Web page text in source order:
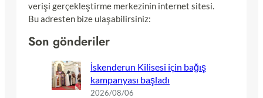
verişi gerçekleştirme merkezinin internet sitesi.
Bu adresten bize ulaşabilirsiniz:
Son gönderiler
İskenderun Kilisesi için bağış
kampanyası başladı
2026/08/06